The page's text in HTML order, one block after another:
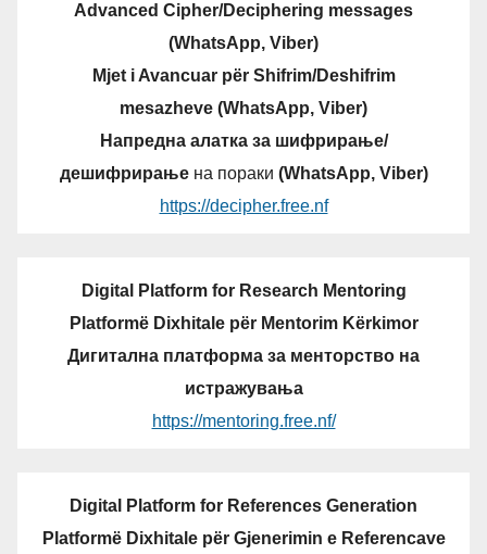
Advanced Cipher/Deciphering messages
(WhatsApp, Viber)
Mjet i Avancuar për Shifrim/Deshifrim
mesazheve (WhatsApp, Viber)
Напредна алатка за шифрирање/
дешифрирањена пораки (WhatsApp, Viber)
https://decipher.free.nf
Digital Platform for Research Mentoring
Platformë Dixhitale për Mentorim Kërkimor
Дигитална платформа за менторство на
истражувања
https://mentoring.free.nf/
Digital Platform for References Generation
Platformë Dixhitale për Gjenerimin e Referencave